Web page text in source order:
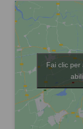
Fai clic per